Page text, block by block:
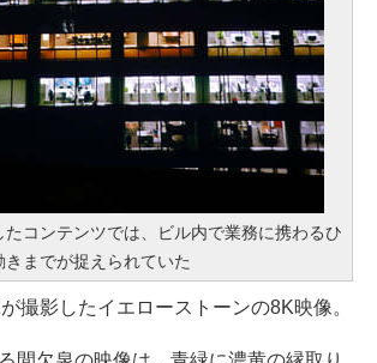
コンテンツでは、ビル内で業務に携わるひ
きまでが捉えられていた
撮影したイエローストーンの8K映像。